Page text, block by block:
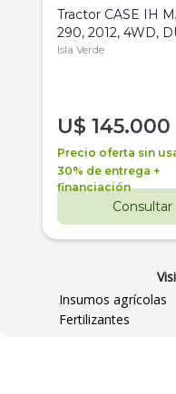
Tractor CASE IH
290, 2012, 4WD,
Isla Verde
U$ 145.000
Precio oferta sin
30% de entrega +
financiación
Consultar
Insumos agrícolas
Fertilizantes